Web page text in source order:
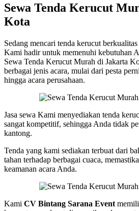
Sewa Tenda Kerucut
Kota
Sedang mencari tenda kerucut
Kami hadir untuk memenuhi kebutuhan
Sewa Tenda Kerucut Murah di Jakarta
berbagai jenis acara, mulai dari pesta
hingga acara perusahaan.
Jasa sewa Kami menyediakan tenda
sangat kompetitif, sehingga Anda tidak
kantong.
Tenda yang kami sediakan terbuat dari
tahan terhadap berbagai cuaca,
keamanan acara Anda.
Kami CV Bintang Sarana Event